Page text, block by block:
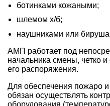
ботинками кожаными;
шлемом х/б;
наушниками или
АМП работает под
начальника смены, четко
его распоряжения.
Для обеспечения пожаро
обязан осуществлять
оборудования